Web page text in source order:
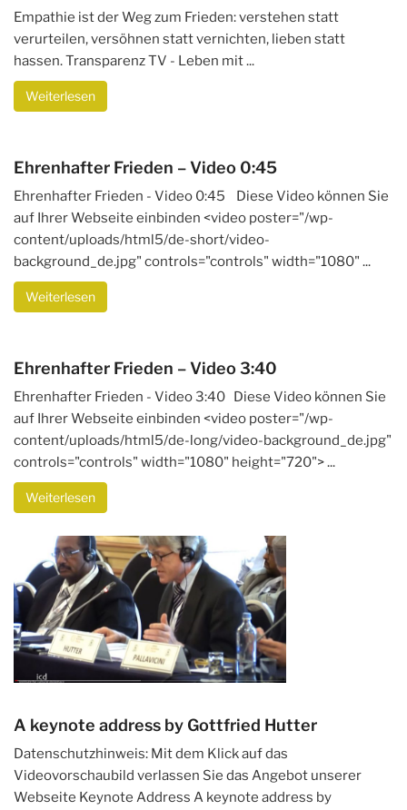
Empathie ist der Weg zum Frieden: verstehen statt
verurteilen, versöhnen statt vernichten, lieben statt
hassen. Transparenz TV - Leben mit ...
Weiterlesen
Ehrenhafter Frieden – Video 0:45
Ehrenhafter Frieden - Video 0:45 Diese Video können Sie
auf Ihrer Webseite einbinden <video poster="/wp-
content/uploads/html5/de-short/video-
background_de.jpg" controls="controls" width="1080" ...
Weiterlesen
Ehrenhafter Frieden – Video 3:40
Ehrenhafter Frieden - Video 3:40 Diese Video können Sie
auf Ihrer Webseite einbinden <video poster="/wp-
content/uploads/html5/de-long/video-background_de.jpg"
controls="controls" width="1080" height="720"> ...
Weiterlesen
A keynote address by Gottfried Hutter
Datenschutzhinweis: Mit dem Klick auf das
Videovorschaubild verlassen Sie das Angebot unserer
Webseite Keynote Address A keynote address by